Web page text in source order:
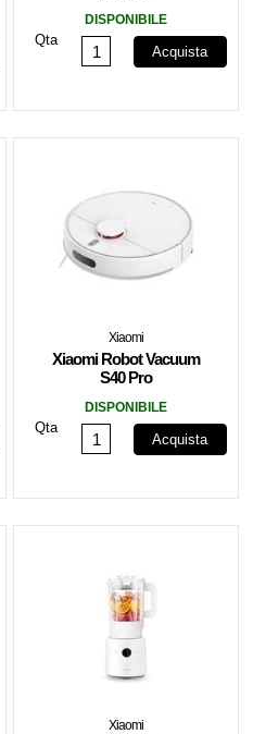
DISPONIBILE
Qta
Acquista
Xiaomi
Xiaomi Robot Vacuum
S40 Pro
DISPONIBILE
Qta
Acquista
Xiaomi